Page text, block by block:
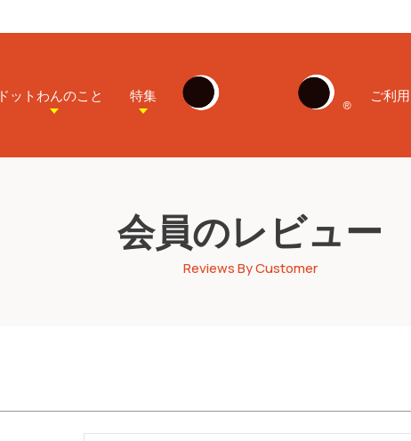
特集
ドットわんのこと ご利
会員のレビュー
Reviews By Customer